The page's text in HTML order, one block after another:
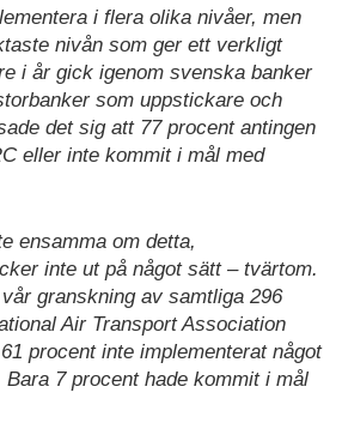
i flera olika nivåer, men
nivån som ger ett verkligt
i år gick igenom svenska banker
som uppstickare och
det sig att 77 procent antingen
eller inte kommit i mål med
ensamma om detta,
inte ut på något sätt – tvärtom.
granskning av samtliga 296
Air Transport Association
procent inte implementerat något
7 procent hade kommit i mål